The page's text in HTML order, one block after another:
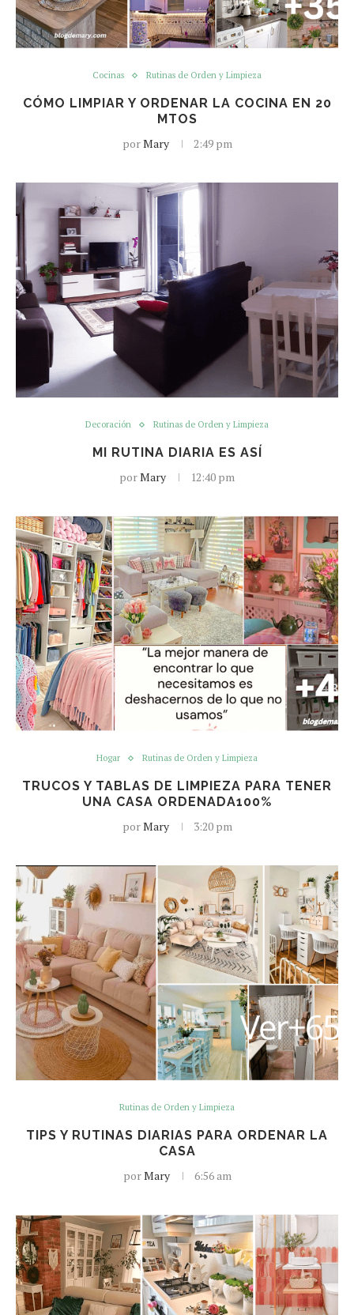
Cocinas Rutinas de Orden y Limpieza
CÓMO LIMPIAR Y ORDENAR LA COCINA EN 20
MTOS
porMary 2:49 pm
Decoración Rutinas de Orden y Limpieza
MI RUTINA DIARIA ES ASÍ
porMary 12:40 pm
Hogar Rutinas de Orden y Limpieza
TRUCOS Y TABLAS DE LIMPIEZA PARA TENER
UNA CASA ORDENADA100%
porMary 3:20 pm
Rutinas de Orden y Limpieza
TIPS Y RUTINAS DIARIAS PARA ORDENAR LA
CASA
porMary 6:56 am